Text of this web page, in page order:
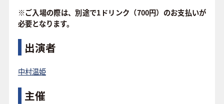
※ご入場の際は、別途で1ドリンク（700円）のお支払いが
必要となります。
出演者
中村温姫
主催